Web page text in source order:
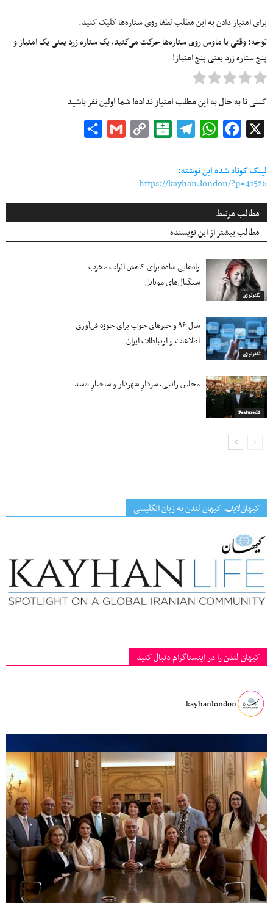
برای امتیاز دادن به این مطلب لطفا روی ستاره‌ها کلیک کنید.
توجه: وقتی با ماوس روی ستاره‌ها حرکت می‌کنید، یک ستاره زرد یعنی یک امتیاز و
پنج ستاره زرد یعنی پنج امتیاز!
کسی تا به حال به این مطلب امتیاز نداده! شما اولین نفر باشید
Facebook
WhatsApp
Telegram
Balatarin
Copy
Gmail
لینک کوتاه شده این نوشته:
https://kayhan.london/?p=41526
مطالب مرتبط
مطالب بیشتر از این نویسنده
تکنولوژی
راه‌هایی ساده برای کاهش اثرات مخرب
سیگنال‌های موبایل
تکنولوژی
سال ۹۶ و خبرهای خوب برای حوزه فن‌آوری
اطلاعات و ارتباطات ایران
Featured1
مجلس رانتی، سردارِ شهردار و ساختارِ فاسد
کیهان‌لایف، کیهان لندن به زبان انگلیسی
کیهان لندن را در اینستاگرام دنبال کنید
kayhanlondon